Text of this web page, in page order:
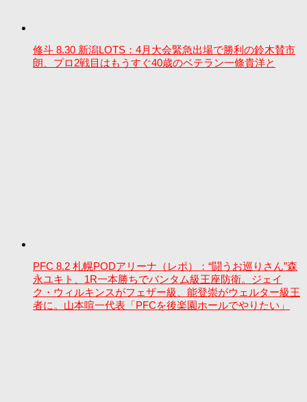
修斗 8.30 新潟LOTS：4月大会緊急出場で勝利の鈴木賛市
朗、プロ2戦目はもうすぐ40歳のベテラン一條貴洋と
PFC 8.2 札幌PODアリーナ（レポ）：“闘うお巡りさん”森
永ユキト、1R一本勝ちでバンタム級王座防衛。ジェイ
ク・ウィルキンスがフェザー級、能登崇がウェルター級王
者に。山本喧一代表「PFCを後楽園ホールでやりたい」